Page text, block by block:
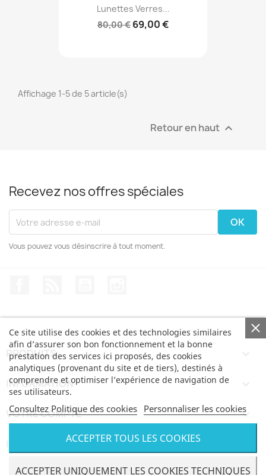
Lunettes Verres...
80,00 € 69,00 €
Affichage 1-5 de 5 article(s)
Retour en haut 
Recevez nos offres spéciales
Vous pouvez vous désinscrire à tout moment.
Ce site utilise des cookies et des technologies similaires
afin d’assurer son bon fonctionnement et la bonne
prestation des services ici proposés, des cookies
analytiques (provenant du site et de tiers), destinés à
comprendre et optimiser l’expérience de navigation de
ses utilisateurs.
Consultez Politique des cookies Personnaliser les cookies
ACCEPTER UNIQUEMENT LES COOKIES TECHNIQUES
ACCEPTER TOUS LES COOKIES
PRODUITS
INFORMATION
VOTRE COMPTE 
INFORMATIONS
© Bertoni iWear SRL via Feltre, 6 - 21100 Varese VAT